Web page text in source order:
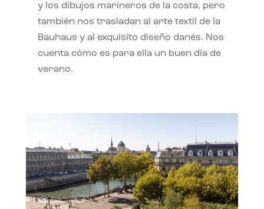
y los dibujos marineros de la costa, pero
también nos trasladan al arte textil de la
Bauhaus y al exquisito diseño danés. Nos
cuenta cómo es para ella un buen día de
verano.